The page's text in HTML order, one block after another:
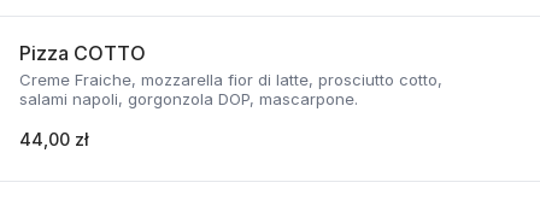
Pizza COTTO
Creme Fraiche, mozzarella fior di latte, prosciutto cotto,
salami napoli, gorgonzola DOP, mascarpone.
44,00 zł